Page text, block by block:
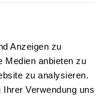
Anzeigen zu
Medien anbieten zu
zu analysieren.
Verwendung